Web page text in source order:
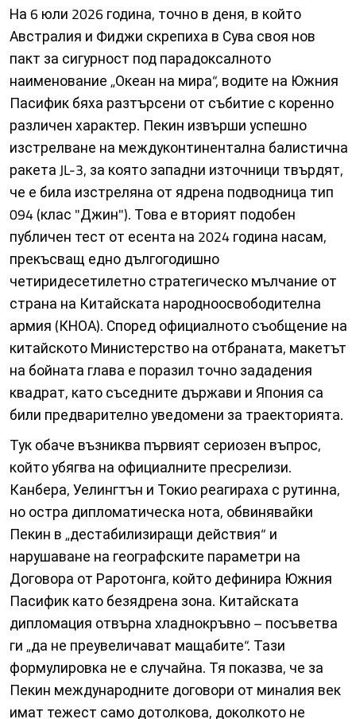
На 6 юли 2026 година, точно в деня, в който
Австралия и Фиджи скрепиха в Сува своя нов
пакт за сигурност под парадоксалното
наименование „Океан на мира“, водите на Южния
Пасифик бяха разтърсени от събитие с коренно
различен характер. Пекин извърши успешно
изстрелване на междуконтинентална балистична
ракета JL-3, за която западни източници твърдят,
че е била изстреляна от ядрена подводница тип
094 (клас "Джин"). Това е вторият подобен
публичен тест от есента на 2024 година насам,
прекъсващ едно дългогодишно
четиридесетилетно стратегическо мълчание от
страна на Китайската народноосвободителна
армия (КНОА). Според официалното съобщение на
китайското Министерство на отбраната, макетът
на бойната глава е поразил точно зададения
квадрат, като съседните държави и Япония са
били предварително уведомени за траекторията.
Тук обаче възниква първият сериозен въпрос,
който убягва на официалните пресрелизи.
Канбера, Уелингтън и Токио реагираха с рутинна,
но остра дипломатическа нота, обвинявайки
Пекин в „дестабилизиращи действия“ и
нарушаване на географските параметри на
Договора от Раротонга, който дефинира Южния
Пасифик като безядрена зона. Китайската
дипломация отвърна хладнокръвно – посъветва
ги „да не преувеличават мащабите“. Тази
формулировка не е случайна. Тя показва, че за
Пекин международните договори от миналия век
имат тежест само дотолкова, доколкото не